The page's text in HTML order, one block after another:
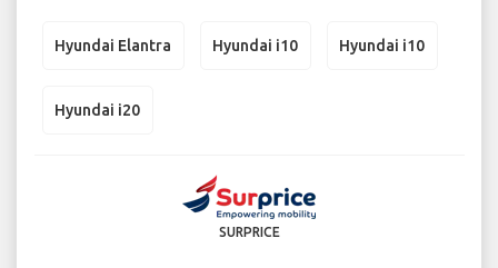
Hyundai Elantra Hyundai i10 Hyundai i10
Hyundai i20
SURPRICE